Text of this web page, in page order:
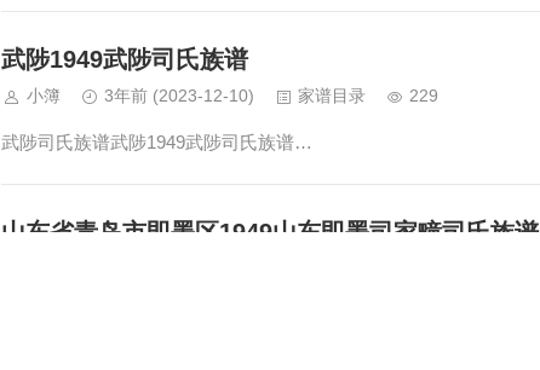
武陟1949武陟司氏族谱
小簿 3年前 (2023-12-10) 家谱目录 229
武陟司氏族谱武陟1949武陟司氏族谱…
山东省青岛市即墨区1949山东即墨司家疃司氏族谱